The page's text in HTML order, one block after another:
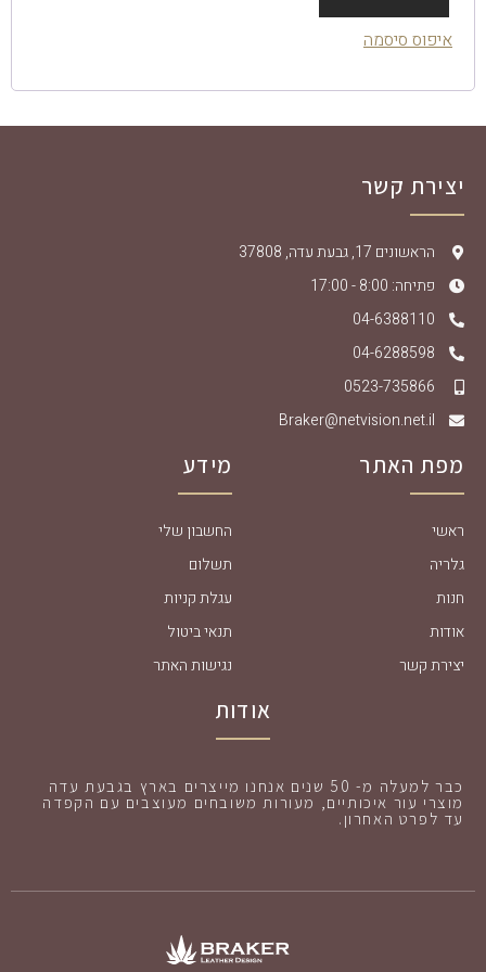
איפוס סיסמה
יצירת קשר
הראשונים 17, גבעת עדה, 37808
פתיחה: 8:00 - 17:00
04-6388110
04-6288598
0523-735866
Braker@netvision.net.il
מפת האתר
ראשי
גלריה
חנות
אודות
יצירת קשר
מידע
החשבון שלי
תשלום
עגלת קניות
תנאי ביטול
נגישות האתר
אודות
כבר למעלה מ- 50 שנים אנחנו מייצרים בארץ בגבעת עדה
מוצרי עור איכותיים, מעורות משובחים מעוצבים עם הקפדה
עד לפרט האחרון.